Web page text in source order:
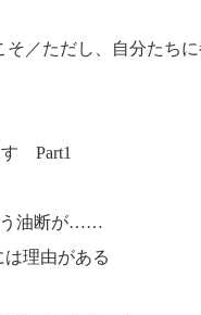
そ／ただし、自分たち
す Part1
う油断が……
は理由がある